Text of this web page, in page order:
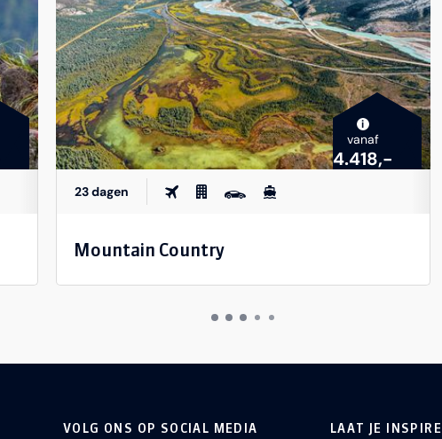
i
vanaf
4.418,-
23 dagen
Mountain Country
VOLG ONS OP SOCIAL MEDIA LAAT JE